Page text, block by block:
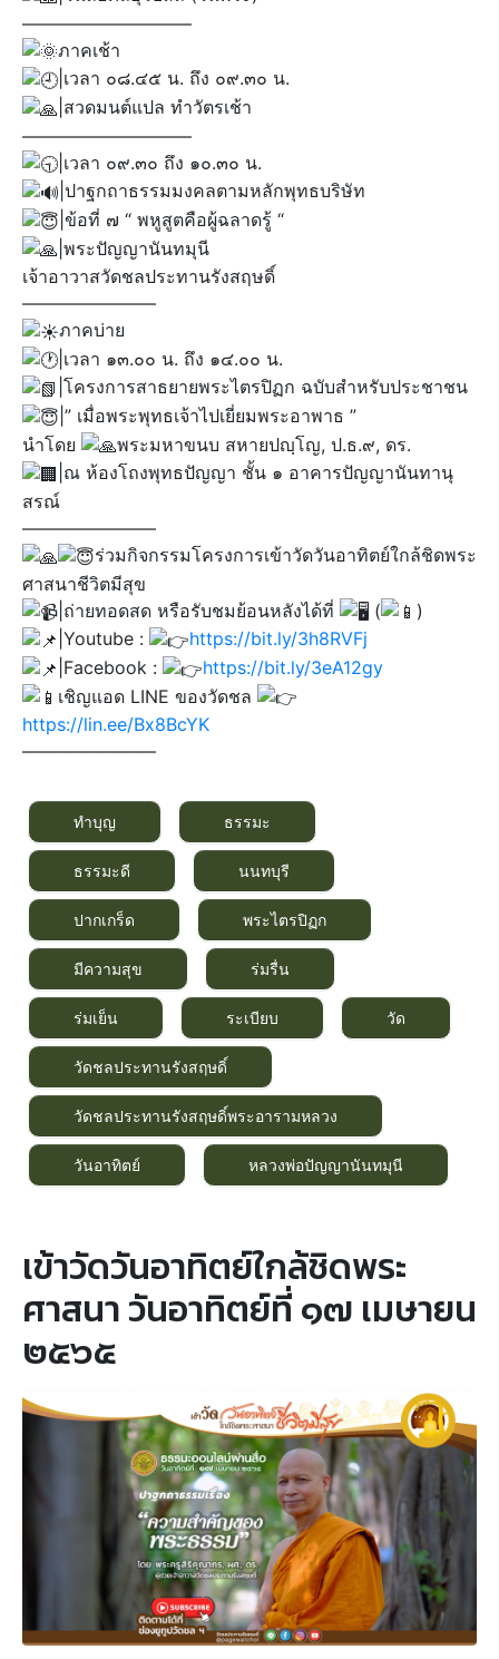
—————————–
ภาคเช้า
|เวลา ๐๘.๔๕ น. ถึง ๐๙.๓๐ น.
|สวดมนต์แปล ทำวัตรเช้า
—————————–
|เวลา ๐๙.๓๐ ถึง ๑๐.๓๐ น.
|ปาฐกถาธรรมมงคลตามหลักพุทธบริษัท
|ข้อที่ ๗ “ พหูสูตคือผู้ฉลาดรู้ “
|พระปัญญานันทมุนี
เจ้าอาวาสวัดชลประทานรังสฤษดิ์
———————–
ภาคบ่าย
|เวลา ๑๓.๐๐ น. ถึง ๑๔.๐๐ น.
|โครงการสาธยายพระไตรปิฏก ฉบับสำหรับประชาชน
|” เมื่อพระพุทธเจ้าไปเยี่ยมพระอาพาธ ”
นำโดย
พระมหาขนบ สหายปญฺโญ, ป.ธ.๙, ดร.
|ณ ห้องโถงพุทธปัญญา ชั้น ๑ อาคารปัญญานันทานุ
สรณ์
———————–
ร่วมกิจกรรมโครงการเข้าวัดวันอาทิตย์ใกล้ชิดพระ
ศาสนาชีวิตมีสุข
|ถ่ายทอดสด หรือรับชมย้อนหลังได้ที่
(
)​
|Youtube :
https://bit.ly/3h8RVFj
|Facebook :
https://bit.ly/3eA12gy
เชิญแอด LINE ของวัดชล
https://lin.ee/Bx8BcYK
———————–
ทำบุญ ธรรมะ
ธรรมะดี นนทบุรี
ปากเกร็ด พระไตรปิฏก
มีความสุข ร่มรื่น
ร่มเย็น ระเบียบ วัด
วัดชลประทานรังสฤษดิ์
วัดชลประทานรังสฤษดิ์พระอารามหลวง
วันอาทิตย์ หลวงพ่อปัญญานันทมุนี
เข้าวัดวันอาทิตย์ใกล้ชิดพระ
ศาสนา วันอาทิตย์ที่ ๑๗ เมษายน
๒๕๖๕